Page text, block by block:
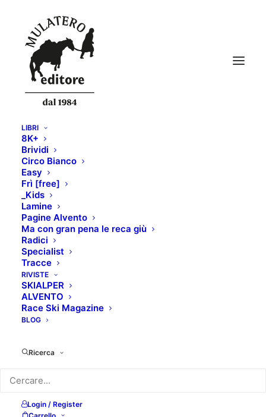
LIBRI
8K+
Brividi
Circo Bianco
Easy
Frì [free]
_Kids
Lamine
Pagine Alvento
Ma con gran pena le reca giù
Radici
Specialist
Tracce
RIVISTE
SKIALPER
ALVENTO
Race Ski Magazine
BLOG
Ricerca
Login / Register
Carrello